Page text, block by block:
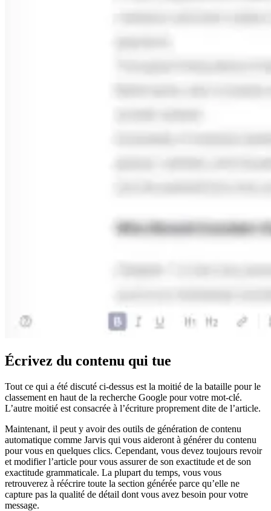
Écrivez du contenu qui tue
Tout ce qui a été discuté ci-dessus est la moitié de la bataille pour le
classement en haut de la recherche Google pour votre mot-clé.
L’autre moitié est consacrée à l’écriture proprement dite de l’article.
Maintenant, il peut y avoir des outils de génération de contenu
automatique comme Jarvis qui vous aideront à générer du contenu
pour vous en quelques clics. Cependant, vous devez toujours revoir
et modifier l’article pour vous assurer de son exactitude et de son
exactitude grammaticale. La plupart du temps, vous vous
retrouverez à réécrire toute la section générée parce qu’elle ne
capture pas la qualité de détail dont vous avez besoin pour votre
message.